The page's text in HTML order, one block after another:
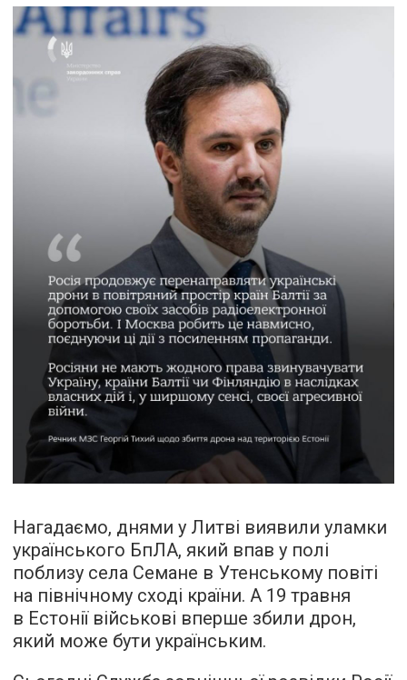
Нагадаємо, днями у Литві виявили уламки
українського БпЛА, який впав у полі
поблизу села Семане в Утенському повіті
на північному сході країни. А 19 травня
в Естонії військові вперше збили дрон,
який може бути українським.